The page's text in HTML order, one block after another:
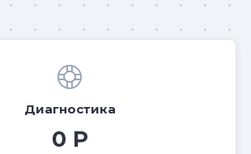
Диагностика
0 Р